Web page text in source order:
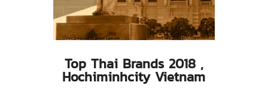
Top Thai Brands 2018 ,
Hochiminhcity Vietnam